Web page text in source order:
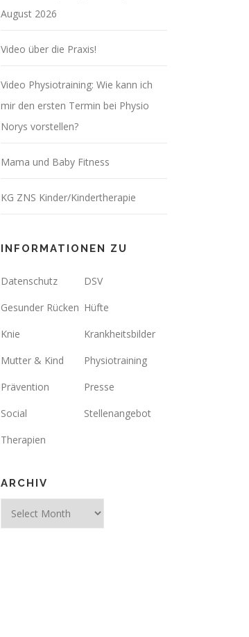
August 2026
Video über die Praxis!
Video Physiotraining: Wie kann ich
mir den ersten Termin bei Physio
Norys vorstellen?
Mama und Baby Fitness
KG ZNS Kinder/Kindertherapie
INFORMATIONEN ZU
Datenschutz
DSV
Gesunder Rücken Hüfte
Knie
Krankheitsbilder
Mutter & Kind
Physiotraining
Prävention
Presse
Social
Stellenangebot
Therapien
ARCHIV
Archiv